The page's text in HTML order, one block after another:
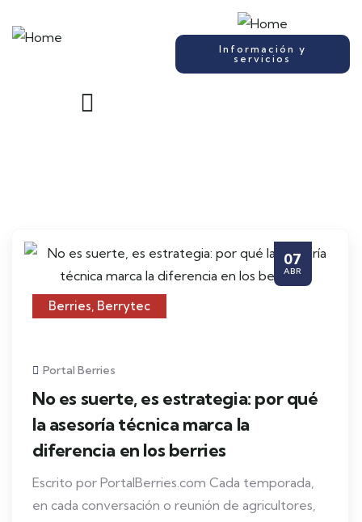
Información y
servicios
07
ABR
Berries, Berrytec
Portal Berries
No es suerte, es estrategia: por qué
la asesoría técnica marca la
diferencia en los berries
Escrito por PortalBerries.com Cada temporada,
en cada conversación o reunión de agricultores,